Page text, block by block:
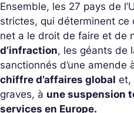
Ensemble, les 27 pays de
strictes, qui déterminent ce
net a le droit de faire et de
d’infraction, les géants de
sanctionnés d’une amende
chiffre d’affaires global et,
graves, à une suspension
services en Europe.